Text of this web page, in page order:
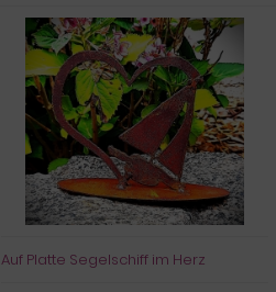
Auf Platte Segelschiff im Herz